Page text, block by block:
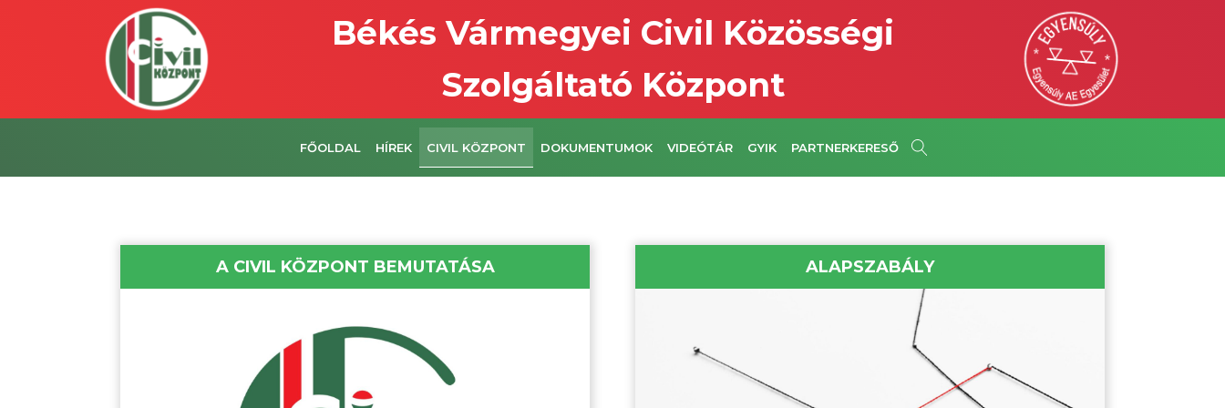
Békés Vármegyei Civil Közösségi
Szolgáltató Központ
FŐOLDAL HÍREK CIVIL KÖZPONT DOKUMENTUMOK VIDEÓTÁR GYIK PARTNERKERESŐ
A CIVIL KÖZPONT BEMUTATÁSA ALAPSZABÁLY